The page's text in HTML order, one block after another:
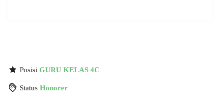
Posisi GURU KELAS 4C
Status Honorer